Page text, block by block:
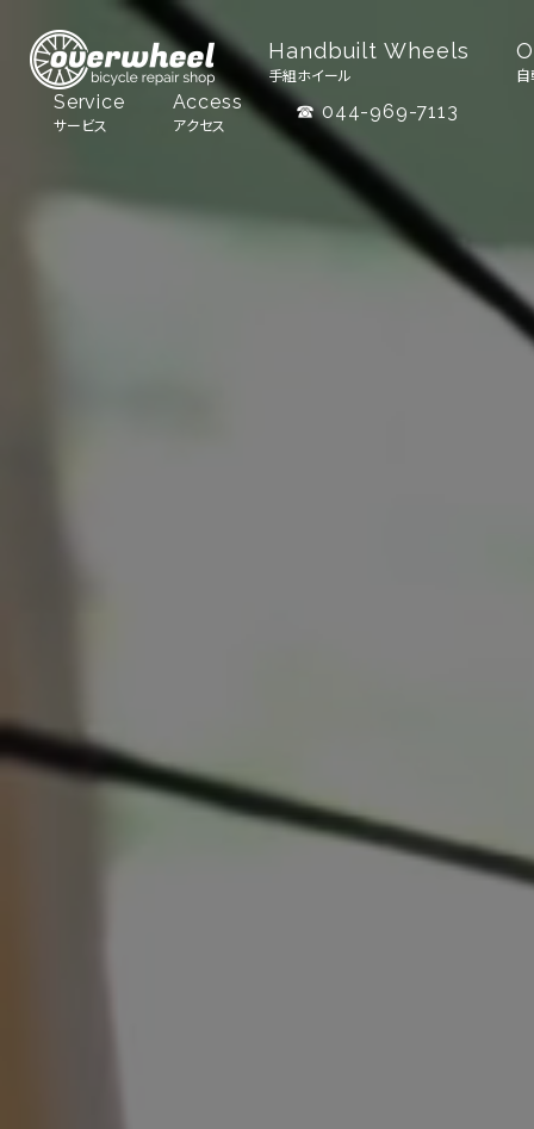
Handbuilt Wheels
手組ホイール
Service
サービス
Access
アクセス
☎ 044-969-7113